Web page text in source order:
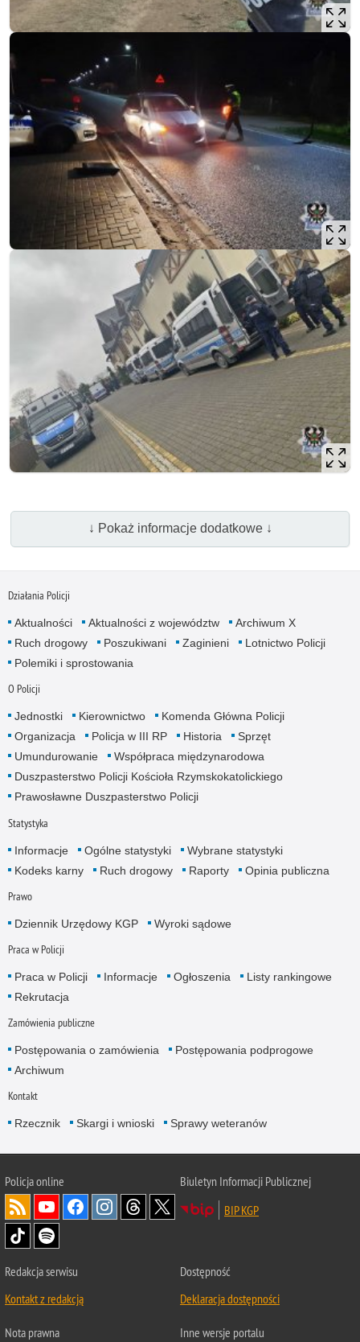
↓ Pokaż informacje dodatkowe ↓
Działania Policji
Aktualności Aktualności z województw
Archiwum X
Ruch drogowy
Poszukiwani Zaginieni
Lotnictwo Policji
Polemiki i sprostowania
O Policji
Jednostki Kierownictwo
Komenda Główna Policji
Organizacja
Policja w III RP Historia
Sprzęt
Umundurowanie
Współpraca międzynarodowa
Duszpasterstwo Policji Kościoła Rzymskokatolickiego
Prawosławne Duszpasterstwo Policji
Statystyka
Informacje Ogólne statystyki
Wybrane statystyki
Kodeks karny
Ruch drogowy Raporty Opinia publiczna
Prawo
Dziennik Urzędowy KGP Wyroki sądowe
Praca w Policji
Praca w Policji Informacje Ogłoszenia
Listy rankingowe
Rekrutacja
Zamówienia publiczne
Postępowania o zamówienia
Postępowania podprogowe
Archiwum
Kontakt
Rzecznik Skargi i wnioski Sprawy weteranów
Policjaonline
Biuletyn Informacji Publicznej
BIP KGP
Redakcja serwisu
Kontakt z redakcją
Dostępność
Deklaracja dostępności
Nota prawna Inne wersje portalu